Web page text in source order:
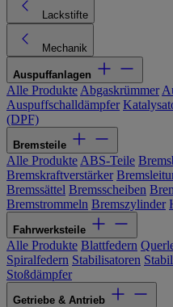
Lackstifte
Mechanik
Auspuffanlagen
Alle Produkte Abgaskrümmer
Auspuffschalldämpfer
(DPF)
Bremsteile
Alle Produkte ABS-Teile
Bremskraftverstärker
Bremssättel Bremsscheiben
Bremstrommeln Bremszylinder
Fahrwerksteile
Alle Produkte Blattfedern
Spiralfedern Stabilisatoren
Stoßdämpfer
Getriebe & Antrieb